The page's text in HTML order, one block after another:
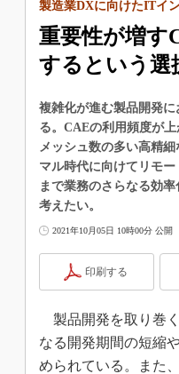
重要性が増す
するという選
製造業DXに向けたITイ
複雑化が進む製品開発
る。CAEの利用頻度が
メッシュ数の多い高精
マル時代に向けてリモ
まで業務のさらなる効
考えたい。
2021年10月05日 10時00分 公開
印刷する
製品開発を取り巻
なる開発期間の短縮
められている。また